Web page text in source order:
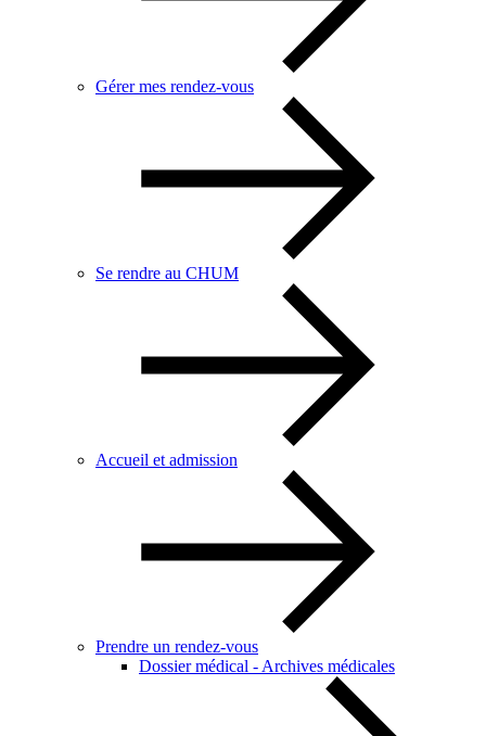
Gérer mes rendez-vous
Se rendre au CHUM
Accueil et admission
Prendre un rendez-vous
Dossier médical - Archives médicales